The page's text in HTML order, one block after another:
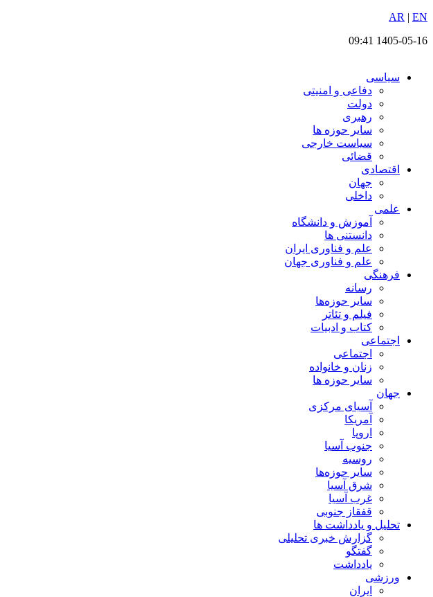
پرش
محتوا
AR | EN
1405-05-16 09:41
سیاسی
دفاعی و امنیتی
دولت
رهبری
سایر حوزه ها
سیاست خارجی
قضائی
اقتصادی
جهان
داخلی
علمی
آموزش و دانشگاه
دانستنی ها
علم و فناوری ایران
علم و فناوری جهان
فرهنگی
رسانه
سایر حوزه‌ها
فیلم و تئاتر
کتاب و ادبیات
اجتماعی
اجتماعی
زنان و خانواده
سایر حوزه ها
جهان
آسیای مرکزی
آمریکا
اروپا
جنوب آسیا
روسیه
سایر حوزه‌ها
شرق آسیا
غرب آسیا
قفقاز جنوبی
تحلیل و یادداشت ها
گزارش خبری تحلیلی
گفتگو
یادداشت
ورزشی
ایران